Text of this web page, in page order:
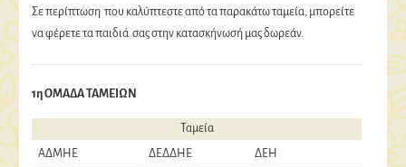
Σε περίπτωση που καλύπτεστε από τα παρακάτω ταμεία, μπορείτε
να φέρετε τα παιδιά σας στην κατασκήνωσή μας δωρεάν.
1η ΟΜΑΔΑ ΤΑΜΕΙΩΝ
Ταμεία
ΑΔΜΗΕ
ΔΕΔΔΗΕ ΔΕΗ